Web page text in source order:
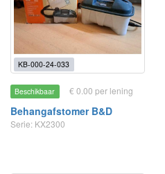
KB-000-24-033
Beschikbaar € 0.00 per lening
Behangafstomer B&D
Serie: KX2300